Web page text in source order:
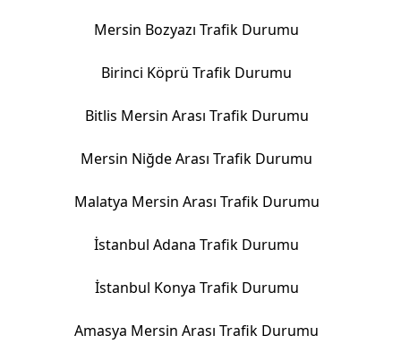
Mersin Bozyazı Trafik Durumu
Birinci Köprü Trafik Durumu
Bitlis Mersin Arası Trafik Durumu
Mersin Niğde Arası Trafik Durumu
Malatya Mersin Arası Trafik Durumu
İstanbul Adana Trafik Durumu
İstanbul Konya Trafik Durumu
Amasya Mersin Arası Trafik Durumu